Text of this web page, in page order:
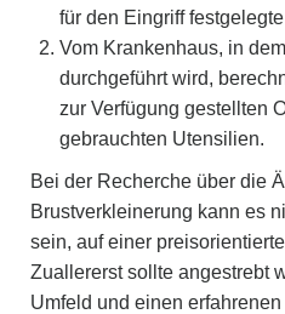
für den Eingriff
Vom Krankenhaus, in
durchgeführt wird,
zur Verfügung gestellten
gebrauchten Utensilien.
Bei der Recherche über die
Brustverkleinerung kann es
sein, auf einer
Zuallererst sollte angestrebt
Umfeld und einen